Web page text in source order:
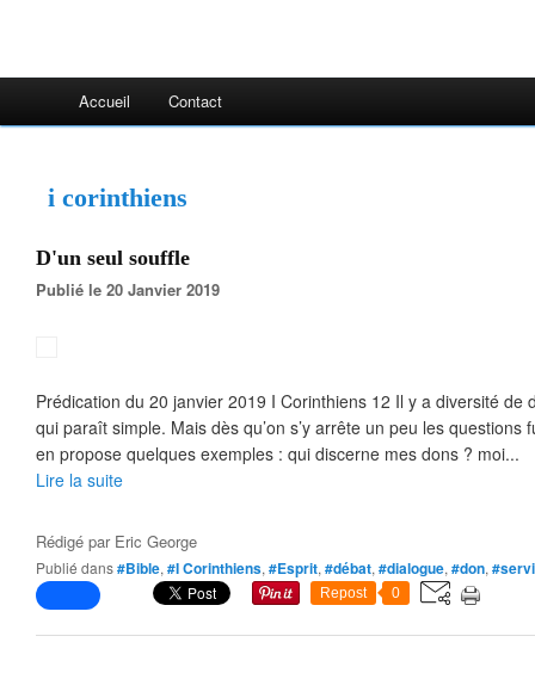
Accueil Contact
i corinthiens
D'un seul souffle
Publié le 20 Janvier 2019
Prédication du 20 janvier 2019 I Corinthiens 12 Il y a diversité de
qui paraît simple. Mais dès qu’on s’y arrête un peu les questions
en propose quelques exemples : qui discerne mes dons ? moi...
Lire la suite
Rédigé par Eric George
Publié dans#Bible, #I Corinthiens, #Esprit, #débat, #dialogue, #don,
Repost 0